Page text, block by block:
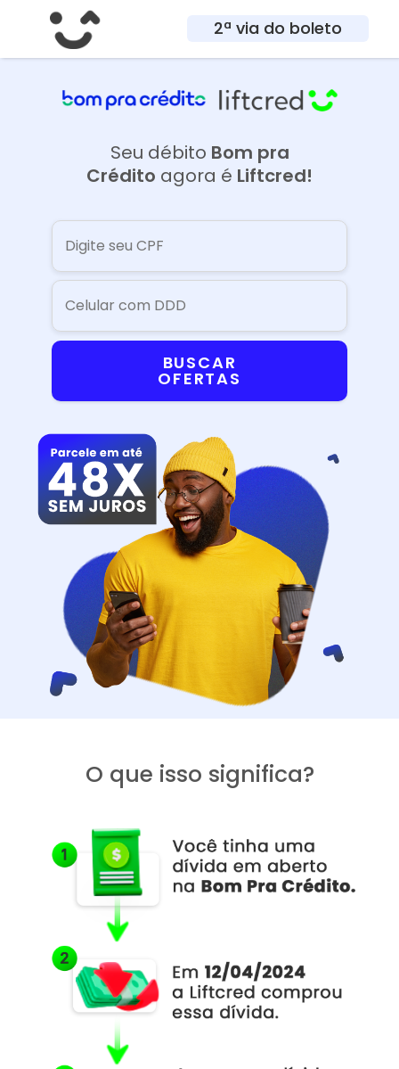
2ª via do boleto
Seu débito Bom pra
Crédito agora é Liftcred!
BUSCAR
OFERTAS
O que isso significa?